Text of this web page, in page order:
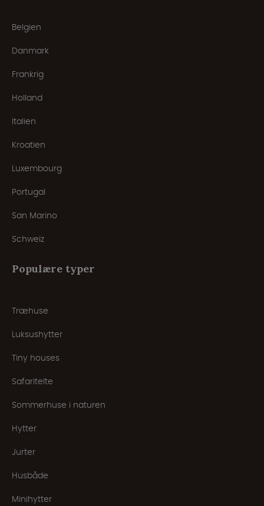
Belgien
Danmark
Frankrig
Holland
Italien
Kroatien
Luxembourg
Portugal
San Marino
Schweiz
Populære typer
Træhuse
Luksushytter
Tiny houses
Safaritelte
Sommerhuse i naturen
Hytter
Jurter
Husbåde
Minihytter